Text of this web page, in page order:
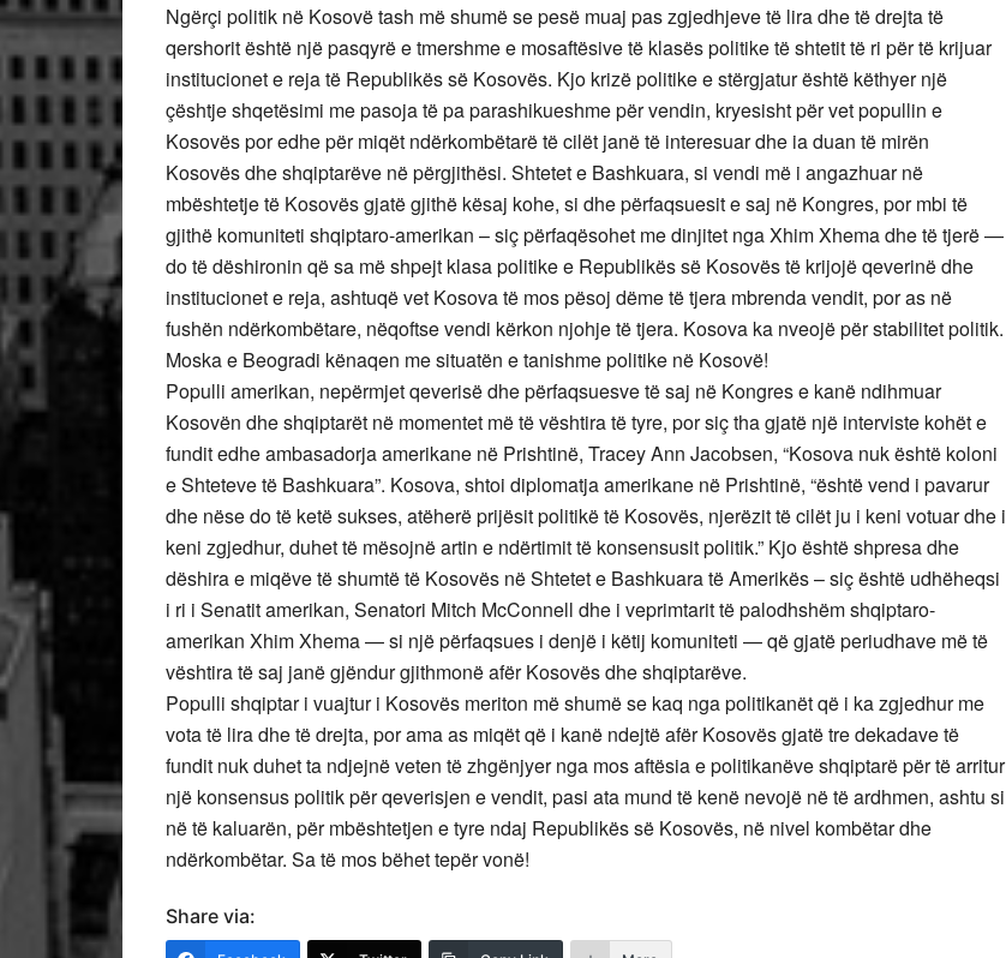
Ngërçi politik në Kosovë tash më shumë se pesë muaj pas zgjedhjeve të lira dhe të drejta të
qershorit është një pasqyrë e tmershme e mosaftësive të klasës politike të shtetit të ri për të krijuar
institucionet e reja të Republikës së Kosovës. Kjo krizë politike e stërgjatur është këthyer një
çështje shqetësimi me pasoja të pa parashikueshme për vendin, kryesisht për vet popullin e
Kosovës por edhe për miqët ndërkombëtarë të cilët janë të interesuar dhe ia duan të mirën
Kosovës dhe shqiptarëve në përgjithësi. Shtetet e Bashkuara, si vendi më i angazhuar në
mbështetje të Kosovës gjatë gjithë kësaj kohe, si dhe përfaqsuesit e saj në Kongres, por mbi të
gjithë komuniteti shqiptaro-amerikan – siç përfaqësohet me dinjitet nga Xhim Xhema dhe të tjerë —
do të dëshironin që sa më shpejt klasa politike e Republikës së Kosovës të krijojë qeverinë dhe
institucionet e reja, ashtuqë vet Kosova të mos pësoj dëme të tjera mbrenda vendit, por as në
fushën ndërkombëtare, nëqoftse vendi kërkon njohje të tjera. Kosova ka nveojë për stabilitet politik.
Moska e Beogradi kënaqen me situatën e tanishme politike në Kosovë!
Populli amerikan, nepërmjet qeverisë dhe përfaqsuesve të saj në Kongres e kanë ndihmuar
Kosovën dhe shqiptarët në momentet më të vështira të tyre, por siç tha gjatë një interviste kohët e
fundit edhe ambasadorja amerikane në Prishtinë, Tracey Ann Jacobsen, “Kosova nuk është koloni
e Shteteve të Bashkuara”. Kosova, shtoi diplomatja amerikane në Prishtinë, “është vend i pavarur
dhe nëse do të ketë sukses, atëherë prijësit politikë të Kosovës, njerëzit të cilët ju i keni votuar dhe i
keni zgjedhur, duhet të mësojnë artin e ndërtimit të konsensusit politik.” Kjo është shpresa dhe
dëshira e miqëve të shumtë të Kosovës në Shtetet e Bashkuara të Amerikës – siç është udhëheqsi
i ri i Senatit amerikan, Senatori Mitch McConnell dhe i veprimtarit të palodhshëm shqiptaro-
amerikan Xhim Xhema — si një përfaqsues i denjë i këtij komuniteti — që gjatë periudhave më të
vështira të saj janë gjëndur gjithmonë afër Kosovës dhe shqiptarëve.
Populli shqiptar i vuajtur i Kosovës meriton më shumë se kaq nga politikanët që i ka zgjedhur me
vota të lira dhe të drejta, por ama as miqët që i kanë ndejtë afër Kosovës gjatë tre dekadave të
fundit nuk duhet ta ndjejnë veten të zhgënjyer nga mos aftësia e politikanëve shqiptarë për të arritur
një konsensus politik për qeverisjen e vendit, pasi ata mund të kenë nevojë në të ardhmen, ashtu si
në të kaluarën, për mbështetjen e tyre ndaj Republikës së Kosovës, në nivel kombëtar dhe
ndërkombëtar. Sa të mos bëhet tepër vonë!
Share via: